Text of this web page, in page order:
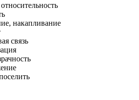
накапливание
связь